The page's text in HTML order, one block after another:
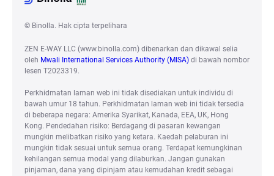
© Binolla. Hak cipta terpelihara
ZEN E-WAY LLC (www.binolla.com) dibenarkan dan dikawal selia
oleh Mwali International Services Authority (MISA) di bawah nombor
lesen T2023319.
Perkhidmatan laman web ini tidak disediakan untuk individu di
bawah umur 18 tahun. Perkhidmatan laman web ini tidak tersedia
di beberapa negara: Amerika Syarikat, Kanada, EEA, UK, Hong
Kong. Pendedahan risiko: Berdagang di pasaran kewangan
mungkin melibatkan risiko yang ketara. Kaedah pelaburan ini
mungkin tidak sesuai untuk semua orang. Terdapat kemungkinan
kehilangan semua modal yang dilaburkan. Jangan gunakan
pinjaman, dana yang dipinjam atau kemudahan kredit sebagai